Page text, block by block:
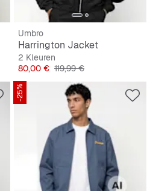
Umbro
Harrington Jacket
2 Kleuren
Prijs
80,00 € Originele Prijs
119,99 €
-25%